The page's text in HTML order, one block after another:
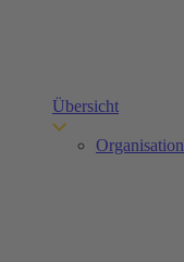
Übersicht
Organisation